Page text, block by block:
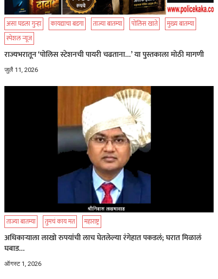
असा घडला गुन्हा कायद्याचा बडगा ताज्या बातम्या पोलिस खाते
मुख्य बातम्या
स्पेशल न्यूज
राज्यभरातून ‘पोलिस स्टेशनची पायरी चढताना…’ या पुस्तकाला मोठी मागणी
जुलै 11, 2026
ताज्या बातम्या तुमचं काय मत महाराष्ट्र
अधिकाऱ्याला लाखो रुपयांची लाच घेतलेल्या रंगेहात पकडलं; घरात मिळालं
घबाड…
ऑगस्ट 1, 2026